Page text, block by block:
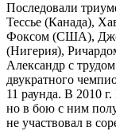
Последовали
Тессье (Канада),
Фоксом (США),
(Нигерия),
Александр с
двукратного
11 раунда. В 2010
но в бою с ним
не участвовал в